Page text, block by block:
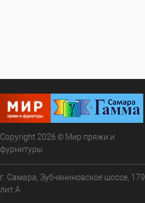
Copyright 2026 © Мир пряжи и
фурнитуры
г. Самара, Зубчаниновское шоссе, 179,
лит.А